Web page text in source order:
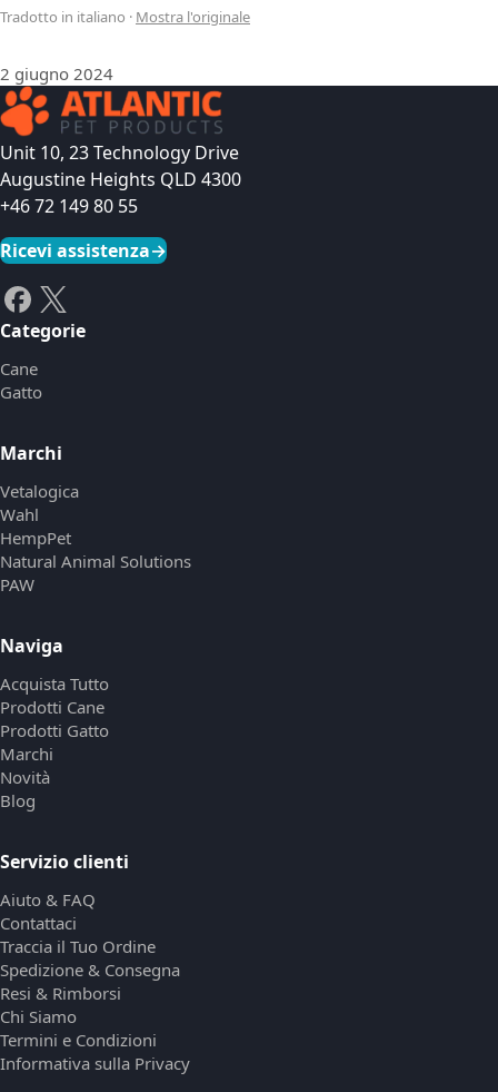
Tradotto in italiano · Mostra l'originale
2 giugno 2024
Unit 10, 23 Technology Drive
Augustine Heights QLD 4300
+46 72 149 80 55
Ricevi assistenza→
Categorie
Cane
Gatto
Marchi
Vetalogica
Wahl
HempPet
Natural Animal Solutions
PAW
Naviga
Acquista Tutto
Prodotti Cane
Prodotti Gatto
Marchi
Novità
Blog
Servizio clienti
Aiuto & FAQ
Contattaci
Traccia il Tuo Ordine
Spedizione & Consegna
Resi & Rimborsi
Chi Siamo
Termini e Condizioni
Informativa sulla Privacy